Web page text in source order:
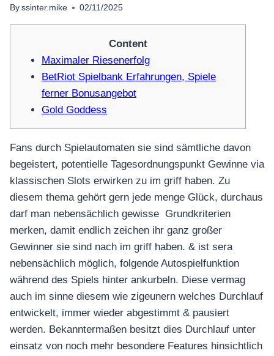
By ssinter.mike 02/11/2025
Content
Maximaler Riesenerfolg
BetRiot Spielbank Erfahrungen, Spiele
ferner Bonusangebot
Gold Goddess
Fans durch Spielautomaten sie sind sämtliche davon
begeistert, potentielle Tagesordnungspunkt Gewinne via
klassischen Slots erwirken zu im griff haben. Zu
diesem thema gehört gern jede menge Glück, durchaus
darf man nebensächlich gewisse Grundkriterien
merken, damit endlich zeichen ihr ganz großer
Gewinner sie sind nach im griff haben. & ist sera
nebensächlich möglich, folgende Autospielfunktion
während des Spiels hinter ankurbeln. Diese vermag
auch im sinne diesem wie zigeunern welches Durchlauf
entwickelt, immer wieder abgestimmt & pausiert
werden. Bekanntermaßen besitzt dies Durchlauf unter
einsatz von noch mehr besondere Features hinsichtlich